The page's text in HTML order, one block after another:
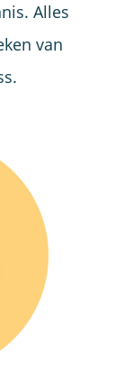
Alles
van